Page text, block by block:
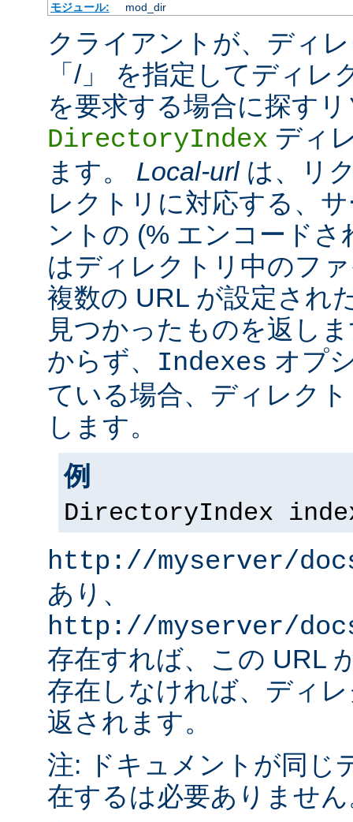
モジュール:
mod_dir
クライアントが、ディ
「/」 を指定してディ
を要求する場合に探す
DirectoryIndex ディ
ます。 Local-urlは、リ
レクトリに対応する、
ントの (% エンコードさ
はディレクトリ中のフ
複数の URL が設定され
見つかったものを返し
からず、 Indexes オプ
ている場合、ディレク
します。
例
DirectoryIndex
http://myserver/
あり、
http://myserver/
存在すれば、この URL
存在しなければ、ディ
返されます。
注: ドキュメントが同じ
在するは必要ありませ